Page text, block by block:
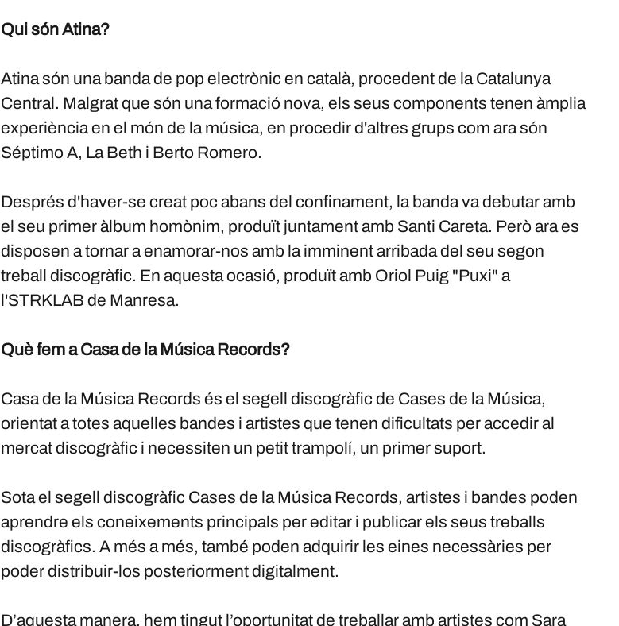
Qui són Atina?
Atina són una banda de pop electrònic en català, procedent de la Catalunya
Central. Malgrat que són una formació nova, els seus components tenen àmplia
experiència en el món de la música, en procedir d'altres grups com ara són
Séptimo A, La Beth i Berto Romero.
Després d'haver-se creat poc abans del confinament, la banda va debutar amb
el seu primer àlbum homònim, produït juntament amb Santi Careta. Però ara es
disposen a tornar a enamorar-nos amb la imminent arribada del seu segon
treball discogràfic. En aquesta ocasió, produït amb Oriol Puig "Puxi" a
l'STRKLAB de Manresa.
Què fem a Casa de la Música Records?
Casa de la Música Records és el segell discogràfic de Cases de la Música,
orientat a totes aquelles bandes i artistes que tenen dificultats per accedir al
mercat discogràfic i necessiten un petit trampolí, un primer suport.
Sota el segell discogràfic Cases de la Música Records, artistes i bandes poden
aprendre els coneixements principals per editar i publicar els seus treballs
discogràfics. A més a més, també poden adquirir les eines necessàries per
poder distribuir-los posteriorment digitalment.
D’aquesta manera, hem tingut l’oportunitat de treballar amb artistes com Sara